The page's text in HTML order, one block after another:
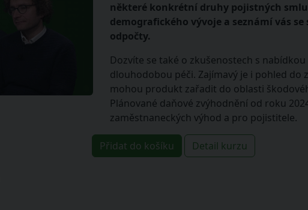
některé konkrétní druhy pojistných
demografického vývoje a seznámí vás
odpočty.
Dozvíte se také o zkušenostech s
dlouhodobou péči. Zajímavý je i pohled
mohou produkt zařadit do oblasti
Plánované daňové zvýhodnění od roku
zaměstnaneckých výhod a pro pojistitele.
Přidat do košíku Detail kurzu